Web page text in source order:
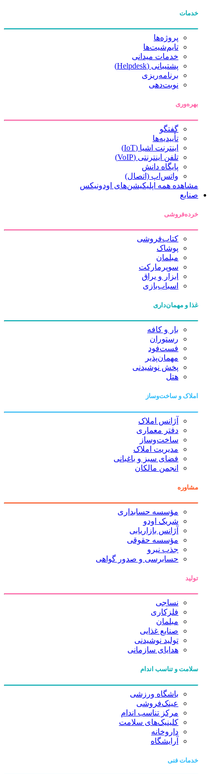
خدمات
پروژه‌ها
تایم‌شیت‌ها
خدمات میدانی
پشتیبانی (Helpdesk)
برنامه‌ریزی
نوبت‌دهی
بهره‌وری
گفتگو
تأییدیه‌ها
اینترنت اشیا (IoT)
تلفن اینترنتی (VoIP)
پایگاه دانش
واتس‌اپ (اتصال)
مشاهده همه اپلیکیشن‌های اودونیکس
صنایع
خرده‌فروشی
کتاب‌فروشی
پوشاک
مبلمان
سوپرمارکت
ابزار و یراق
اسباب‌بازی
غذا و مهمان‌داری
بار و کافه
رستوران
فست‌فود
مهمان‌پذیر
پخش نوشیدنی
هتل
املاک و ساخت‌وساز
آژانس املاک
دفتر معماری
ساخت‌وساز
مدیریت املاک
فضای سبز و باغبانی
انجمن مالکان
مشاوره
مؤسسه حسابداری
شریک اودو
آژانس بازاریابی
مؤسسه حقوقی
جذب نیرو
حسابرسی و صدور گواهی
تولید
نساجی
فلزکاری
مبلمان
صنایع غذایی
تولید نوشیدنی
هدایای سازمانی
سلامت و تناسب اندام
باشگاه ورزشی
عینک‌فروشی
مرکز تناسب اندام
کلینیک‌های سلامت
داروخانه
آرایشگاه
خدمات فنی